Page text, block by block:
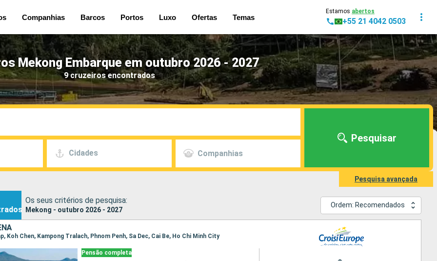
Companhias Barcos Portos Luxo Ofertas Temas
Estamos abertos
+55 21 4042 0503
Mekong Embarque em outubro 2026 - 2027
9 cruzeiros encontrados
Cidades Companhias
Pesquisar
Pesquisa avançada
Os seus critérios de pesquisa:
Mekong - outubro 2026 - 2027
Ordem: Recomendados
Koh Chen, Kampong Tralach, Phnom Penh, Sa Dec, Cai Be, Ho Chi Minh City
Pensão completa